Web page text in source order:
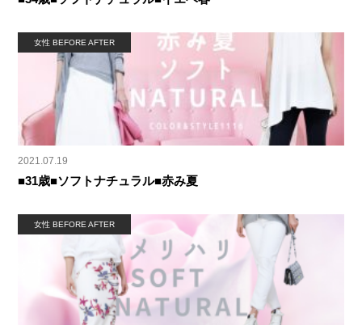
女性 BEFORE AFTER
2021.07.19
■31歳■ソフトナチュラル■赤み夏
女性 BEFORE AFTER